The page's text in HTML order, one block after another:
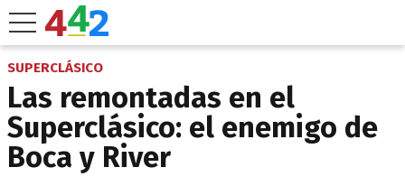
SUPERCLÁSICO
Las remontadas en el
Superclásico: el enemigo de
Boca y River